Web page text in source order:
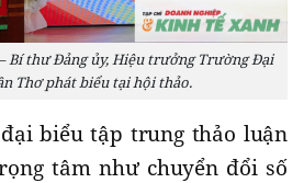
– Bí thư Đảng ủy, Hiệu trưởng Trường Đại
Thơ phát biểu tại hội thảo.
biểu tập trung thảo luận
tâm như chuyển đổi số